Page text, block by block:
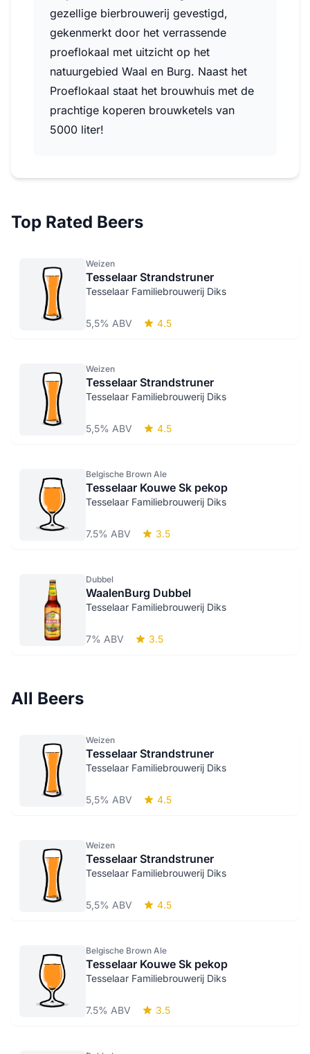
gezellige bierbrouwerij gevestigd,
gekenmerkt door het verrassende
proeflokaal met uitzicht op het
natuurgebied Waal en Burg. Naast het
Proeflokaal staat het brouwhuis met de
prachtige koperen brouwketels van
5000 liter!
Top Rated Beers
Weizen
Tesselaar Strandstruner
Tesselaar Familiebrouwerij Diks
5,5% ABV 4.5
Weizen
Tesselaar Strandstruner
Tesselaar Familiebrouwerij Diks
5,5% ABV 4.5
Belgische Brown Ale
Tesselaar Kouwe Sk pekop
Tesselaar Familiebrouwerij Diks
7.5% ABV 3.5
Dubbel
WaalenBurg Dubbel
Tesselaar Familiebrouwerij Diks
7% ABV 3.5
All Beers
Weizen
Tesselaar Strandstruner
Tesselaar Familiebrouwerij Diks
5,5% ABV 4.5
Weizen
Tesselaar Strandstruner
Tesselaar Familiebrouwerij Diks
5,5% ABV 4.5
Belgische Brown Ale
Tesselaar Kouwe Sk pekop
Tesselaar Familiebrouwerij Diks
7.5% ABV 3.5